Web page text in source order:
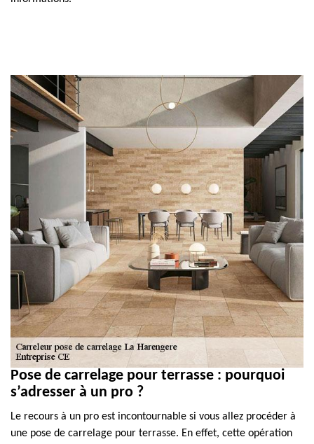
Pose de carrelage pour terrasse : pourquoi
s’adresser à un pro ?
Le recours à un pro est incontournable si vous allez procéder à
une pose de carrelage pour terrasse. En effet, cette opération